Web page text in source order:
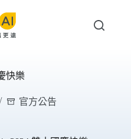
快樂
官方公告